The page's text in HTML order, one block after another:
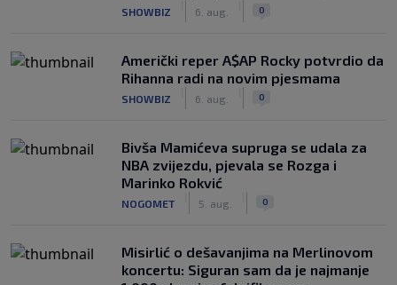
SHOWBIZ 6. aug. 0
Američki reper A$AP Rocky potvrdio da
Rihanna radi na novim pjesmama
SHOWBIZ 6. aug. 0
Bivša Mamićeva supruga se udala za
NBA zvijezdu, pjevala se Rozga i
Marinko Rokvić
NOGOMET 5. aug. 0
Misirlić o dešavanjima na Merlinovom
koncertu: Siguran sam da je najmanje